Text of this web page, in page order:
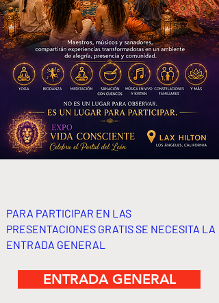
PARA PARTICIPAR EN LAS
PRESENTACIONES GRATIS SE NECESITA LA
ENTRADA GENERAL
ENTRADA GENERAL